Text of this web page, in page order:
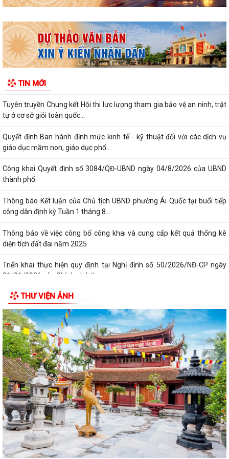
TIN MỚI
trong thời gian tới
THÔNG BÁO 457 Kết luận của Chủ tịch UBND phường tại cuộc họp
UBND phường tháng 8 năm 2026 (lần 1)
KẾ HOẠCH Phát triển kinh tế - xã hội 6 tháng cuối năm 2026
Tuyên truyền Chung kết Hội thi lực lượng tham gia bảo vệ an ninh, trật
tự ở cơ sở giỏi toàn quốc...
Quyết định Ban hành định mức kinh tế - kỹ thuật đối với các dịch vụ
giáo dục mầm non, giáo dục phổ...
Công khai Quyết định số 3084/QĐ-UBND ngày 04/8/2026 của UBND
thành phố
Thông báo Kết luận của Chủ tịch UBND phường Ái Quốc tại buổi tiếp
công dân định kỳ Tuần 1 tháng 8...
Thông báo về việc công bố công khai và cung cấp kết quả thống kê
diện tích đất đai năm 2025
Triển khai thực hiện quy định tại Nghị định số 50/2026/NĐ-CP ngày
31/01/2026 của Chính phủ theo...
Công văn 2843 về việc triển khai thực hiện Quyết định số 2843/QĐ-
UBND ngày 23/7/2026 của Uỷ ban...
Triển khai, thực hiện ý kiến chỉ đạo của Ban Thường vụ Thành ủy tại
Thông báo số 485-TB/TU, ngày...
Công khai bán đấu giá tài sản Quyền sử dụng đất và tài sản trên đất
địa chỉ thửa đất tại TDP Đồng...
Thông báo về việc công bố công khai Quyết định số 55/2026/QĐ-
UBND ngày 08/7/2026 của UBND thành phố...
Công bố công khai danh mục thủ tục hành chính đủ điều kiện cung cấp
dịch vụ công trực tuyến và thủ...
THƯ VIỆN ẢNH